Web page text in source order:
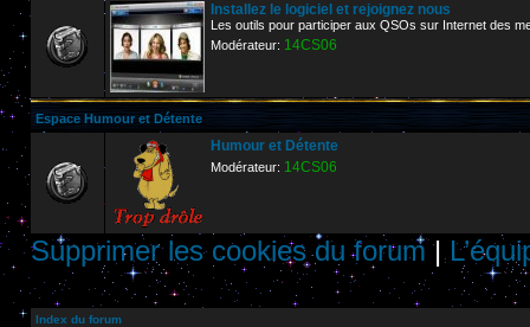
Installez le logiciel et rejoignez nous
Les outils pour participer aux QSOs sur Internet des
Modérateur: 14CS06
Espace Humour et Détente
Humour et Détente
Modérateur: 14CS06
Supprimer les cookies du forum|
Index du forum